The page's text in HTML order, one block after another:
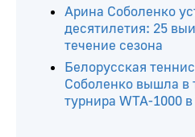
Арина Соболенко
десятилетия: 25
течение сезона
Белорусская
Соболенко вышла в
турнира WTA-1000